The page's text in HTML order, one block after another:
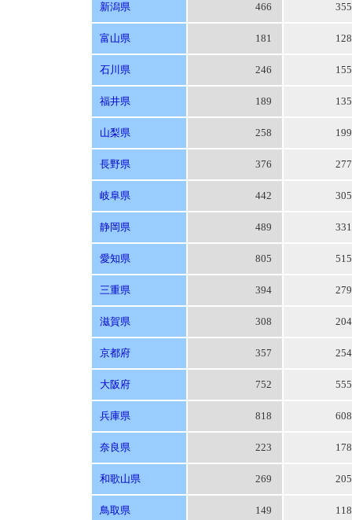
新潟県 466
富山県 181
石川県 246
福井県 189
山梨県 258
長野県 376
岐阜県 442
静岡県 489
愛知県 805
三重県 394
滋賀県 308
京都府 357
大阪府 752
兵庫県 818
奈良県 223
和歌山県 269
鳥取県 149